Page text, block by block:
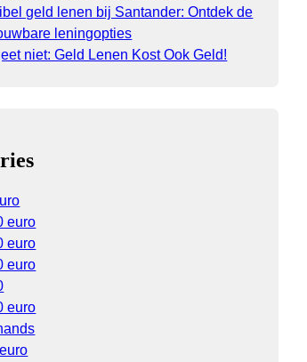
geld lenen bij Santander: Ontdek de
leningopties
niet: Geld Lenen Kost Ook Geld!
euro
euro
euro
euro